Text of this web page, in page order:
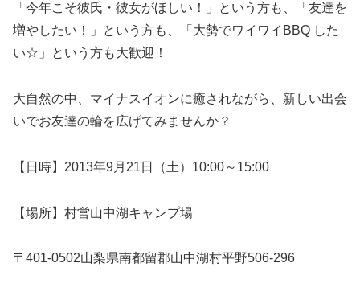
「今年こそ彼氏・彼女がほしい！」という方も、「友達を
増やしたい！」という方も、「大勢でワイワイBBQ した
い☆」という方も大歓迎！
大自然の中、マイナスイオンに癒されながら、新しい出会
いでお友達の輪を広げてみませんか？
【日時】2013年9月21日（土）10:00～15:00
【場所】村営山中湖キャンプ場
〒401-0502山梨県南都留郡山中湖村平野506-296